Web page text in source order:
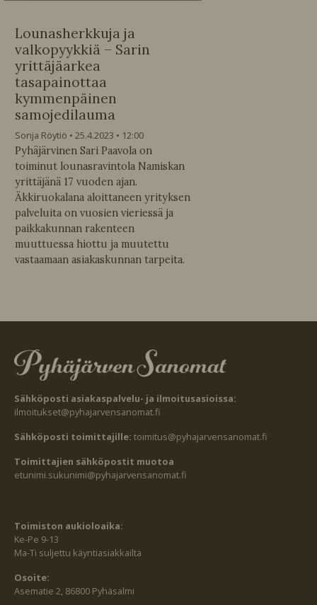
Lounasherkkuja ja
valkopyykkiä – Sarin
yrittäjäarkea
tasapainottaa
kymmenpäinen
samojedilauma
Sonja Röytiö 25.4.2023
12:00
Pyhäjärvinen Sari Paavola on
toiminut lounasravintola Namiskan
yrittäjänä 17 vuoden ajan.
Äkkiruokalana aloittaneen yrityksen
palveluita on vuosien vieriessä ja
paikkakunnan rakenteen
muuttuessa hiottu ja muutettu
vastaamaan asiakaskunnan tarpeita.
Sähköposti asiakaspalvelu- ja ilmoitusasioissa:
ilmoitukset@pyhajarvensanomat.fi
Sähköposti toimittajille: toimitus@pyhajarvensanomat.fi
Toimittajien sähköpostit muotoa
etunimi.sukunimi@pyhajarvensanomat.fi
Toimiston aukioloaika:
Ke-Pe 9-13
Ma-Ti suljettu käyntiasiakkailta
Osoite:
Asematie 2, 86800 Pyhäsalmi